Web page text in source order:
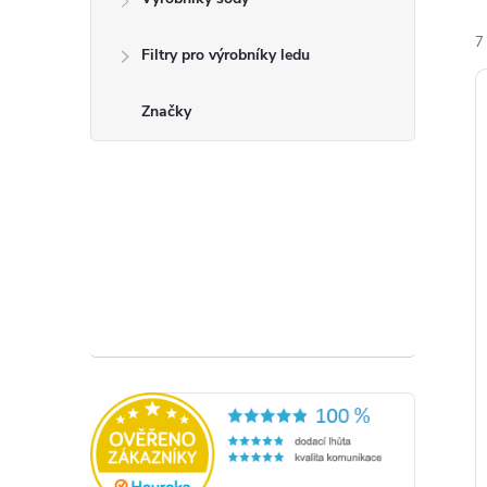
Filtry pro výrobníky ledu
Značky
e
7
V